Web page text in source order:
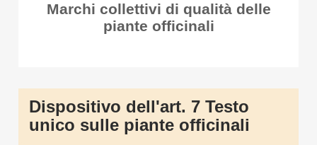
Marchi collettivi di qualità delle
piante officinali
Dispositivo dell'art. 7 Testo
unico sulle piante officinali